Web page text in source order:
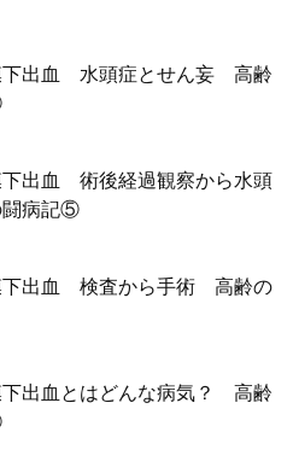
下出血 水頭症とせん妄 高齢
下出血 術後経過観察から水頭
病記⑤
下出血 検査から手術 高齢の
下出血とはどんな病気？ 高齢